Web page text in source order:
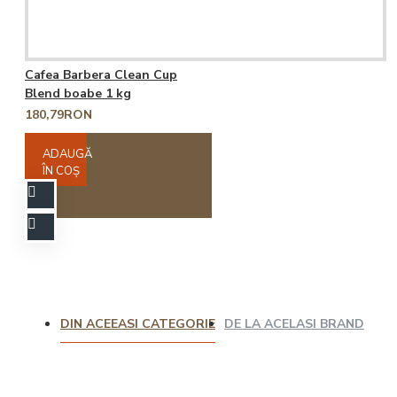
Cafea Barbera Clean Cup
Blend boabe 1 kg
180,79RON
ADAUGĂ
ÎN COŞ
DIN ACEEASI CATEGORIE DE LA ACELASI BRAND